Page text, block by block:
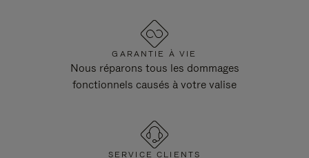
GARANTIE À VIE
Nous réparons tous les dommages
fonctionnels causés à votre valise
SERVICE CLIENTS